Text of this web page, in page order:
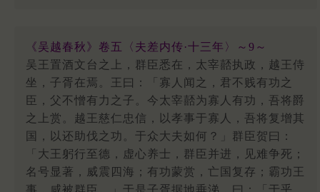
《吴越春秋》卷五〈夫差内传·十三年〉～9～
吴王置酒文台之上，群臣悉在，太宰嚭执政，越王侍
坐，子胥在焉。王曰：「寡人闻之，君不贱有功之
臣，父不憎有力之子。今太宰嚭为寡人有功，吾将爵
之上赏。越王慈仁忠信，以孝事于寡人，吾将复增其
国，以还助伐之功。于众大夫如何？」群臣贺曰：
「大王躬行至德，虚心养士，群臣并进，见难争死；
名号显著，威震四海；有功蒙赏，亡国复存；霸功王
事，咸被群臣。」于是子胥据地垂涕，曰：「于乎，